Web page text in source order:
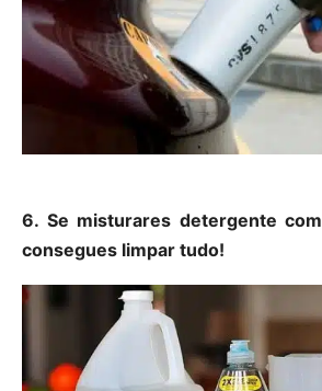
6. Se misturares detergente
consegues limpar tudo!